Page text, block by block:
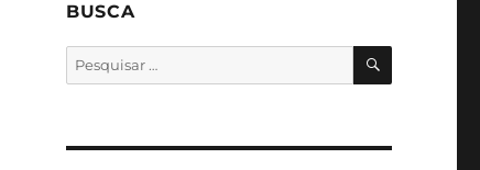
BUSCA
Pesquisar
por: